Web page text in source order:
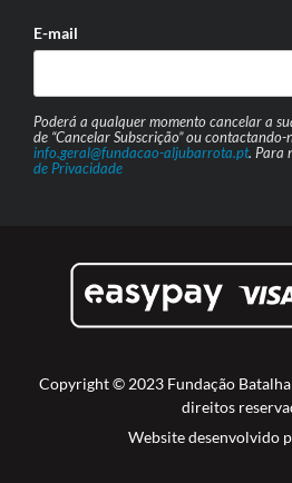
E-mail
Poderá a qualquer momento cancelar a
de “Cancelar Subscrição” ou contactando-
info.geral@fundacao-aljubarrota.pt. Para
de Privacidade
Copyright © 2023 Fundação
direitos
Website desenvolvido